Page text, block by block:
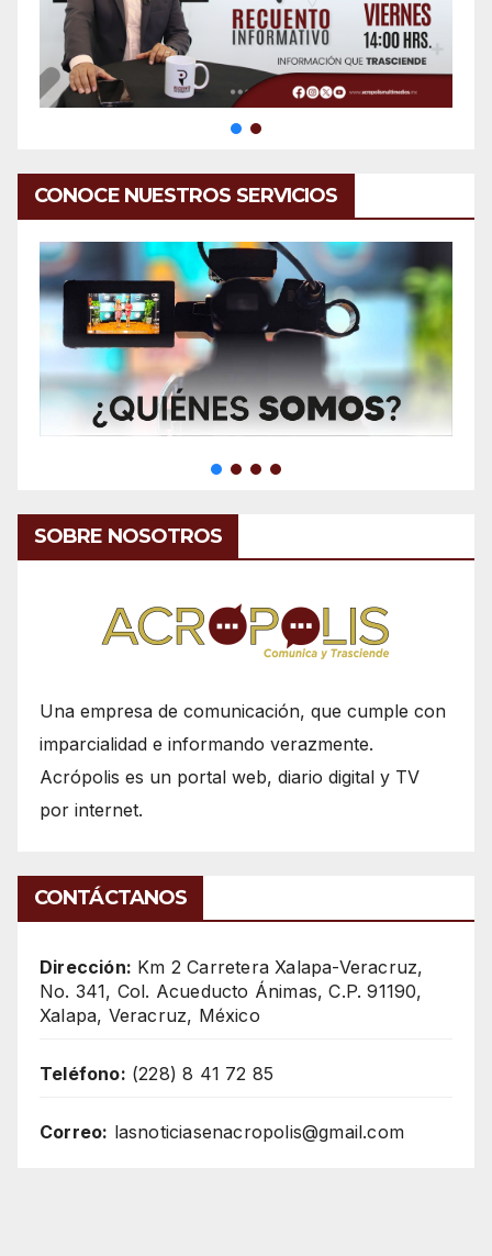
CONOCE NUESTROS SERVICIOS
SOBRE NOSOTROS
Una empresa de comunicación, que cumple con
imparcialidad e informando verazmente.
Acrópolis es un portal web, diario digital y TV
por internet.
CONTÁCTANOS
Dirección: Km 2 Carretera Xalapa-Veracruz,
No. 341, Col. Acueducto Ánimas, C.P. 91190,
Xalapa, Veracruz, México
Teléfono: (228) 8 41 72 85
Correo: lasnoticiasenacropolis@gmail.com